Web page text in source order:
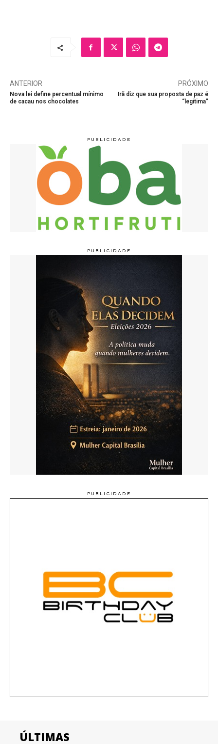
ANTERIOR
Nova lei define percentual mínimo
de cacau nos chocolates
PRÓXIMO
Irã diz que sua proposta de paz é
“legítima”
ÚLTIMAS